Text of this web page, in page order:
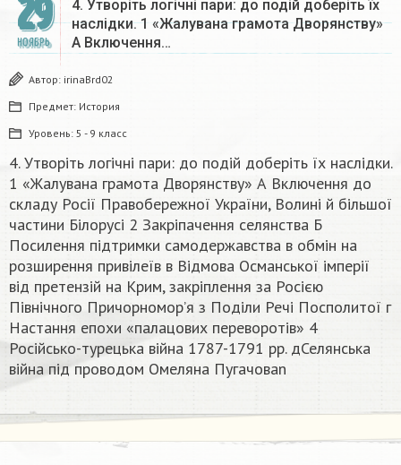
29
НОЯБРЬ
4. Утворіть логічні пари: до подій доберіть їх
наслідки. 1 «Жалувана грамота Дворянству»
А Включення…
Автор: irinaBrd02
Предмет: История
Уровень: 5 - 9 класс
4. Утворіть логічні пари: до подій доберіть їх наслідки.
1 «Жалувана грамота Дворянству» А Включення до
складу Росії Правобережної України, Волині й більшої
частини Білорусі 2 Закріпачення селянства Б
Посилення підтримки самодержавства в обмін на
розширення привілеїв в Відмова Османської імперії
від претензій на Крим, закріплення за Росією
Північного Причорномор’я з Поділи Речі Посполитої г
Настання епохи «палацових переворотів» 4
Російсько-турецька війна 1787-1791 рр. дСелянська
війна під проводом Омеляна Пугачоваn​